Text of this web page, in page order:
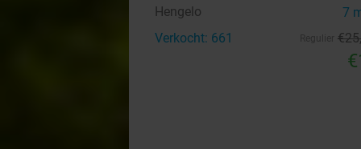
Hengelo 7
Verkocht: 661 €25